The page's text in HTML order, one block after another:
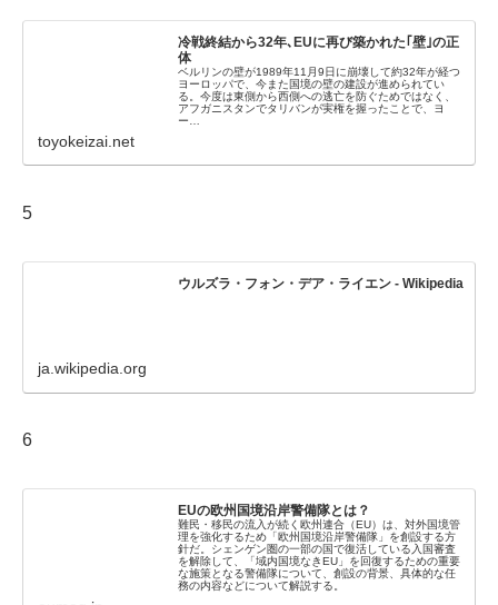
冷戦終結から32年､EUに再び築かれた｢壁｣の正
体
ベルリンの壁が1989年11月9日に崩壊して約32年が経つ
ヨーロッパで、今また国境の壁の建設が進められてい
る。今度は東側から西側への逃亡を防ぐためではなく、
アフガニスタンでタリバンが実権を握ったことで、ヨ
ー…
toyokeizai.net
5
ウルズラ・フォン・デア・ライエン - Wikipedia
ja.wikipedia.org
6
EUの欧州国境沿岸警備隊とは？
難民・移民の流入が続く欧州連合（EU）は、対外国境管
理を強化するため「欧州国境沿岸警備隊」を創設する方
針だ。シェンゲン圏の一部の国で復活している入国審査
を解除して、「域内国境なきEU」を回復するための重要
な施策となる警備隊について、創設の背景、具体的な任
務の内容などについて解説する。